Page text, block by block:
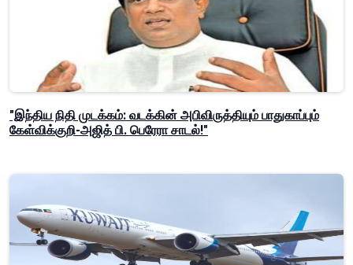
"இந்திய நிதி முடக்கம்: வடக்கின் அபிவிருத்தியும் பாதுகாப்பும்
கேள்விக்குறி-அஜித் பி. பெரேரா சாடல்!"